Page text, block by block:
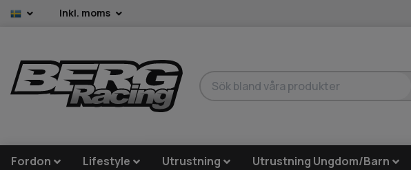
Inkl. moms
Fordon Lifestyle Utrustning Utrustning Ungdom/Barn